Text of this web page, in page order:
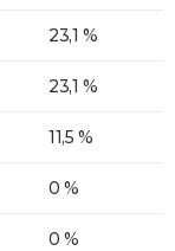
23,1 %
23,1 %
11,5 %
0 %
0 %